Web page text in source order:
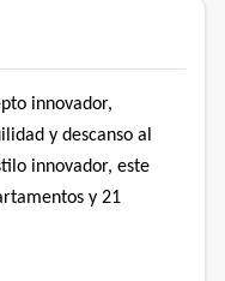
innovador,
y descanso al
innovador, este
y 21